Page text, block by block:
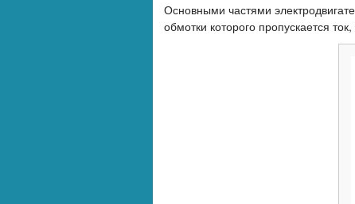
Основными частями
обмотки которого пропускается